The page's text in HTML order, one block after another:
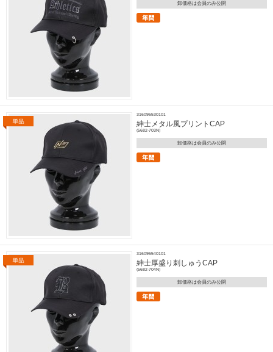
卸価格は会員のみ公開
316095530101
紳士メタル風プリントCAP
(5682-703N)
卸価格は会員のみ公開
316095540101
紳士厚盛り刺しゅうCAP
(5682-704N)
卸価格は会員のみ公開